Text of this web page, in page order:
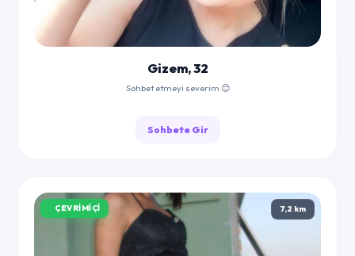
Gizem, 32
Sohbet etmeyi severim 😊
Sohbete Gir
ÇEVRIMIÇI 7,2 km